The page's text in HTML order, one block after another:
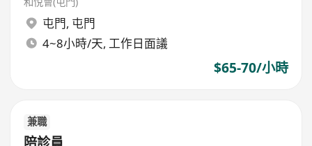
屯門, 屯門
4~8小時/天, 工作日面議
$65-70/小時
兼職